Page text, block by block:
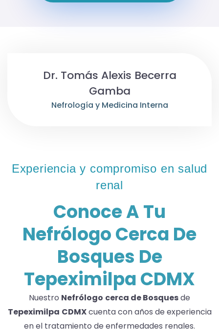
Dr. Tomás Alexis Becerra
Gamba
Nefrología y Medicina Interna
Experiencia y compromiso en salud
renal
Conoce A Tu
Nefrólogo Cerca De
Bosques De
Tepeximilpa CDMX
Nuestro Nefrólogo cerca de Bosquesde
Tepeximilpa CDMXcuenta con años de experiencia
en el tratamiento de enfermedades renales.